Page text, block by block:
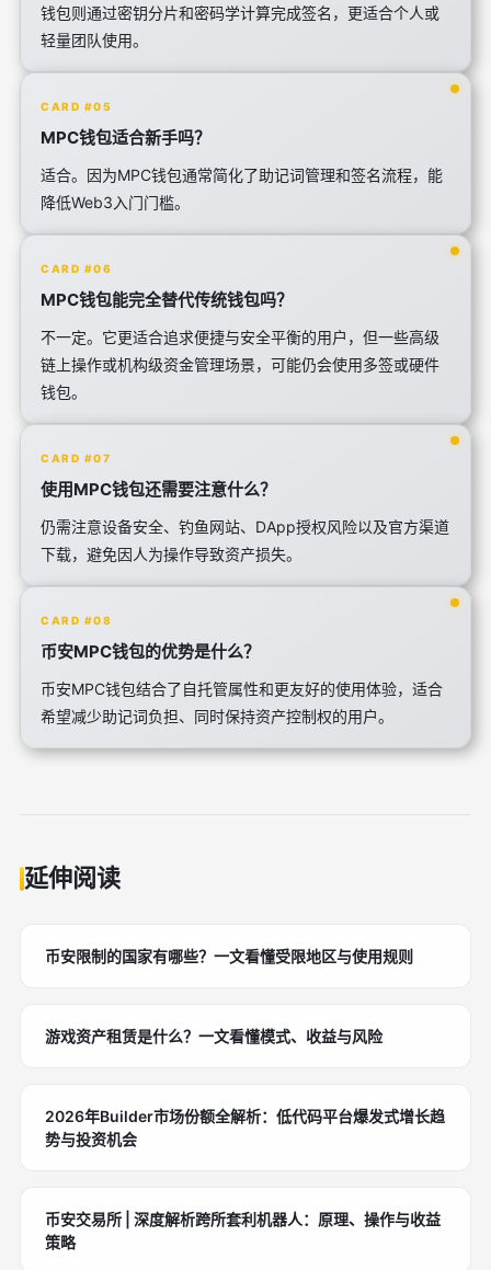
钱包则通过密钥分片和密码学计算完成签名，更适合个人或
轻量团队使用。
CARD #05
MPC钱包适合新手吗？
适合。因为MPC钱包通常简化了助记词管理和签名流程，能
降低Web3入门门槛。
CARD #06
MPC钱包能完全替代传统钱包吗？
不一定。它更适合追求便捷与安全平衡的用户，但一些高级
链上操作或机构级资金管理场景，可能仍会使用多签或硬件
钱包。
CARD #07
使用MPC钱包还需要注意什么？
仍需注意设备安全、钓鱼网站、DApp授权风险以及官方渠道
下载，避免因人为操作导致资产损失。
CARD #08
币安MPC钱包的优势是什么？
币安MPC钱包结合了自托管属性和更友好的使用体验，适合
希望减少助记词负担、同时保持资产控制权的用户。
延伸阅读
币安限制的国家有哪些？一文看懂受限地区与使用规则
游戏资产租赁是什么？一文看懂模式、收益与风险
2026年Builder市场份额全解析：低代码平台爆发式增长趋
势与投资机会
币安交易所 | 深度解析跨所套利机器人：原理、操作与收益
策略